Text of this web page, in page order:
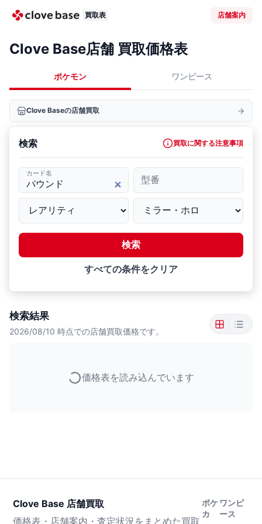
買取表 店舗案内
Clove Base店舗 買取価格表
ポケモン ワンピース
Clove Baseの店舗買取
検索 買取に関する注意事項
カード名
型番
検索
すべての条件をクリア
検索結果
2026/08/10 時点での店舗買取価格です。
価格表を読み込んでいます
Clove Base 店舗買取
価格表・店舗案内・査定状況をまとめた買取
ポケ
カ
ワンピ
ース